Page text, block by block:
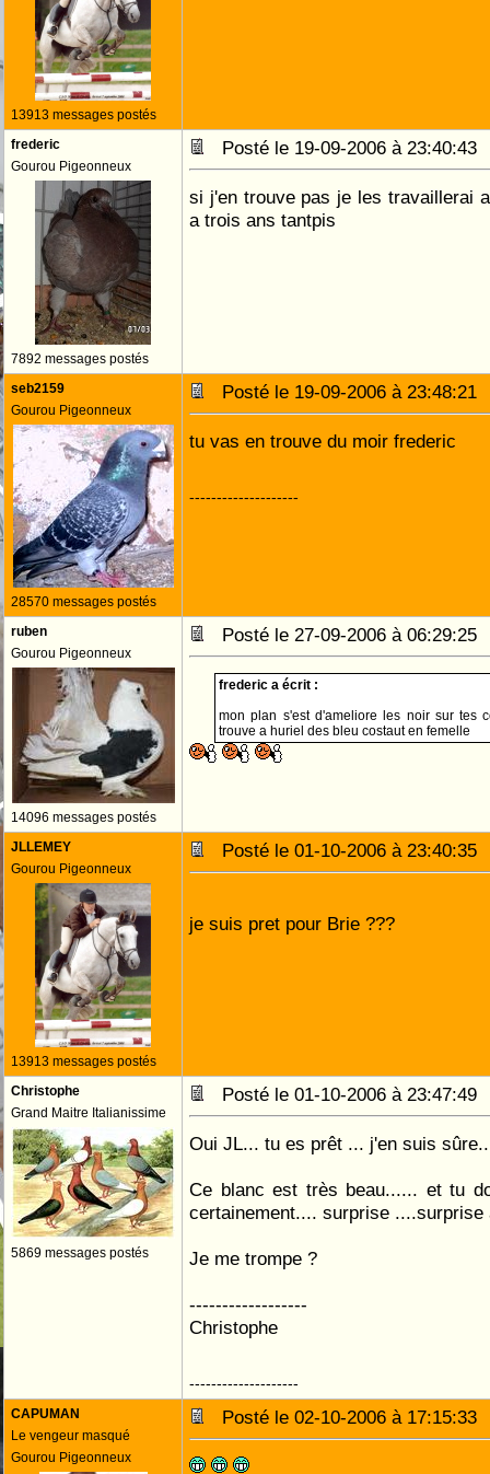
13913 messages postés
frederic
Gourou Pigeonneux
7892 messages postés
Posté le 19-09-2006 à
si j'en trouve pas je les travaillerai
a trois ans tantpis
seb2159
Gourou Pigeonneux
28570 messages postés
Posté le 19-09-2006 à
tu vas en trouve du moir frederic
--------------------
ruben
Gourou Pigeonneux
14096 messages postés
Posté le 27-09-2006 à
frederic a écrit :
mon plan s'est d'ameliore les noir sur tes
trouve a huriel des bleu costaut en femelle
JLLEMEY
Gourou Pigeonneux
13913 messages postés
Posté le 01-10-2006 à
je suis pret pour Brie ???
Christophe
Grand Maitre Italianissime
5869 messages postés
Posté le 01-10-2006 à
Oui JL... tu es prêt ... j'en suis
Ce blanc est très beau...... et tu
certainement.... surprise
Je me trompe ?
------------------
Christophe
--------------------
CAPUMAN
Le vengeur masqué
Gourou Pigeonneux
Posté le 02-10-2006 à